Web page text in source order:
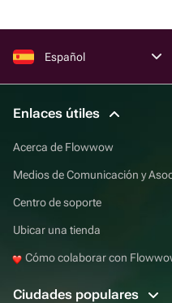
Español
Enlaces útiles
Acerca de Flowwow
Medios de Comunicación y
Centro de soporte
Ubicar una tienda
Cómo colaborar con
Ciudades populares